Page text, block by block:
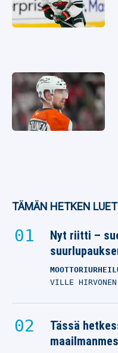
TÄMÄN HETKEN
Nyt riitti –
VILLE HIRVONEN
Tässä